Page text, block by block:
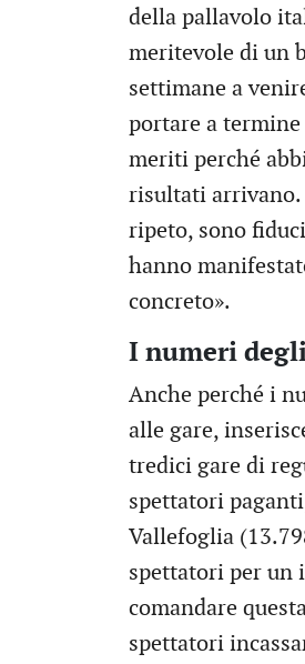
della pallavolo
meritevole di un
settimane a
portare a termine
meriti perché
risultati arrivano.
ripeto, sono
hanno
concreto».
I numeri
Anche perché i
alle gare,
tredici gare di
spettatori
Vallefoglia
spettatori per un
comandare
spettatori